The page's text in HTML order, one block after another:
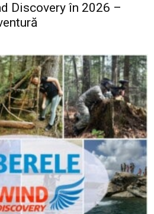
Discovery în 2026 –